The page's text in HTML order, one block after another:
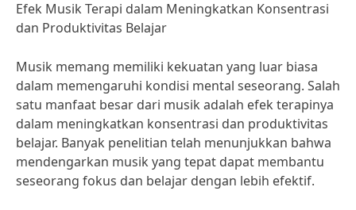
Efek Musik Terapi dalam Meningkatkan Konsentrasi
dan Produktivitas Belajar
Musik memang memiliki kekuatan yang luar biasa
dalam memengaruhi kondisi mental seseorang. Salah
satu manfaat besar dari musik adalah efek terapinya
dalam meningkatkan konsentrasi dan produktivitas
belajar. Banyak penelitian telah menunjukkan bahwa
mendengarkan musik yang tepat dapat membantu
seseorang fokus dan belajar dengan lebih efektif.